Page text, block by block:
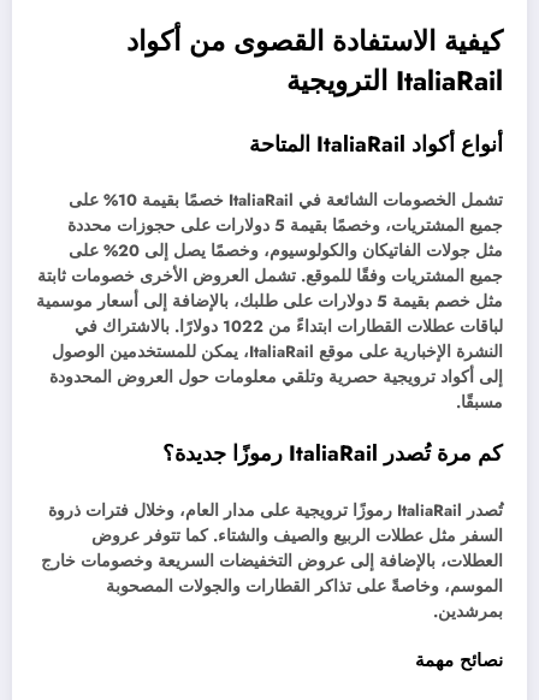
كيفية الاستفادة القصوى من أكواد
ItaliaRail الترويجية
أنواع أكواد ItaliaRail المتاحة
تشمل الخصومات الشائعة في ItaliaRail خصمًا بقيمة 10% على
جميع المشتريات، وخصمًا بقيمة 5 دولارات على حجوزات محددة
مثل جولات الفاتيكان والكولوسيوم، وخصمًا يصل إلى 20% على
جميع المشتريات وفقًا للموقع. تشمل العروض الأخرى خصومات ثابتة
مثل خصم بقيمة 5 دولارات على طلبك، بالإضافة إلى أسعار موسمية
لباقات عطلات القطارات ابتداءً من 1022 دولارًا. بالاشتراك في
النشرة الإخبارية على موقع ItaliaRail، يمكن للمستخدمين الوصول
إلى أكواد ترويجية حصرية وتلقي معلومات حول العروض المحدودة
مسبقًا.
كم مرة تُصدر ItaliaRail رموزًا جديدة؟
تُصدر ItaliaRail رموزًا ترويجية على مدار العام، وخلال فترات ذروة
السفر مثل عطلات الربيع والصيف والشتاء. كما تتوفر عروض
العطلات، بالإضافة إلى عروض التخفيضات السريعة وخصومات خارج
الموسم، وخاصةً على تذاكر القطارات والجولات المصحوبة
بمرشدين.
نصائح مهمة